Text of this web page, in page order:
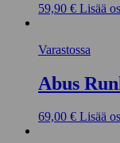
59,90 € Lisää
Varastossa
Abus
69,00 € Lisää